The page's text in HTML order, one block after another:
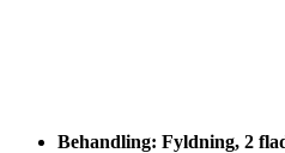
Behandling: Fyldning, 2